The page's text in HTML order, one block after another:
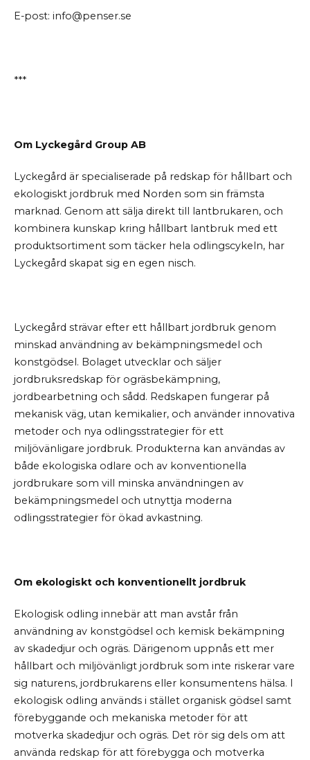
E-post: info@penser.se
***
Om Lyckegård Group AB
Lyckegård är specialiserade på redskap för hållbart och
ekologiskt jordbruk med Norden som sin främsta
marknad. Genom att sälja direkt till lantbrukaren, och
kombinera kunskap kring hållbart lantbruk med ett
produktsortiment som täcker hela odlingscykeln, har
Lyckegård skapat sig en egen nisch.
Lyckegård strävar efter ett hållbart jordbruk genom
minskad användning av bekämpningsmedel och
konstgödsel. Bolaget utvecklar och säljer
jordbruksredskap för ogräsbekämpning,
jordbearbetning och sådd. Redskapen fungerar på
mekanisk väg, utan kemikalier, och använder innovativa
metoder och nya odlingsstrategier för ett
miljövänligare jordbruk. Produkterna kan användas av
både ekologiska odlare och av konventionella
jordbrukare som vill minska användningen av
bekämpningsmedel och utnyttja moderna
odlingsstrategier för ökad avkastning.
Om ekologiskt och konventionellt jordbruk
Ekologisk odling innebär att man avstår från
användning av konstgödsel och kemisk bekämpning
av skadedjur och ogräs. Därigenom uppnås ett mer
hållbart och miljövänligt jordbruk som inte riskerar vare
sig naturens, jordbrukarens eller konsumentens hälsa. I
ekologisk odling används i stället organisk gödsel samt
förebyggande och mekaniska metoder för att
motverka skadedjur och ogräs. Det rör sig dels om att
använda redskap för att förebygga och motverka